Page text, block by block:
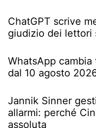
ChatGPT scrive
giudizio dei lettori
WhatsApp
dal 10 agosto
Jannik Sinner
allarmi: perché
assoluta